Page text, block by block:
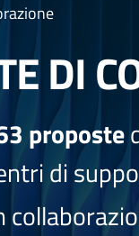
DI
proposte
di